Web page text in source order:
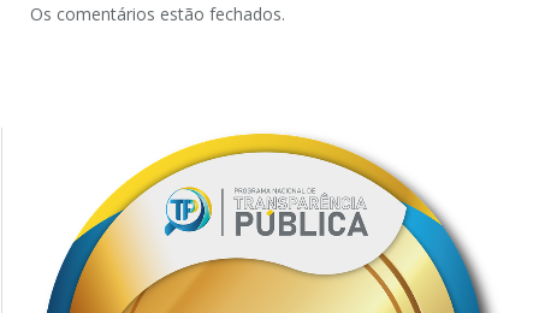
Os comentários estão fechados.